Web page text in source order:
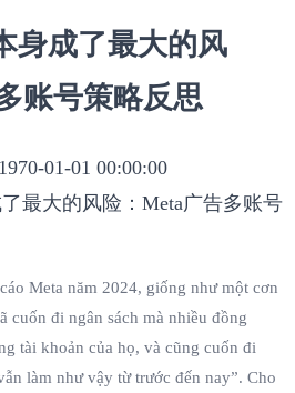
身成了最大的风
账号策略反思
01-01 00:00:00
Meta năm 2024, giống như một cơn
cuốn đi ngân sách mà nhiều đồng
tài khoản của họ, và cũng cuốn đi
làm như vậy từ trước đến nay”. Cho